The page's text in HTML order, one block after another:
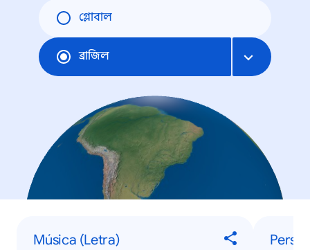
গ্লোবাল
ব্রাজিল
Música (Letra)